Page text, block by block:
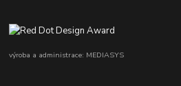
výroba a administrace: MEDIASYS